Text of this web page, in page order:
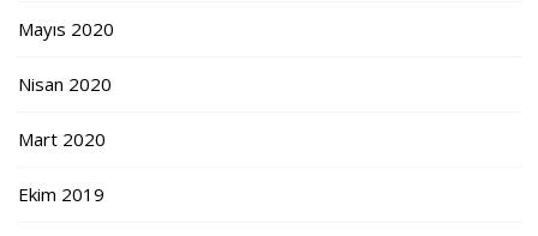
Mayıs 2020
Nisan 2020
Mart 2020
Ekim 2019